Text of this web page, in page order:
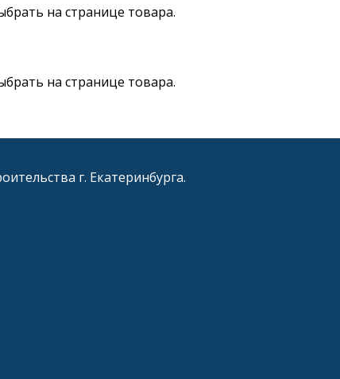
на странице товара.
на странице товара.
г. Екатеринбурга.